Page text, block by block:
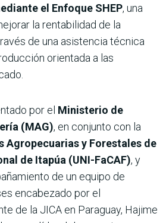
el Enfoque SHEP, una
la rentabilidad de la
de una asistencia técnica
orientada a las
por el Ministerio de
(MAG), en conjunto con la
Agropecuarias y Forestales de
de Itapúa (UNI-FaCAF), y
de un equipo de
encabezado por el
de la JICA en Paraguay, Hajime